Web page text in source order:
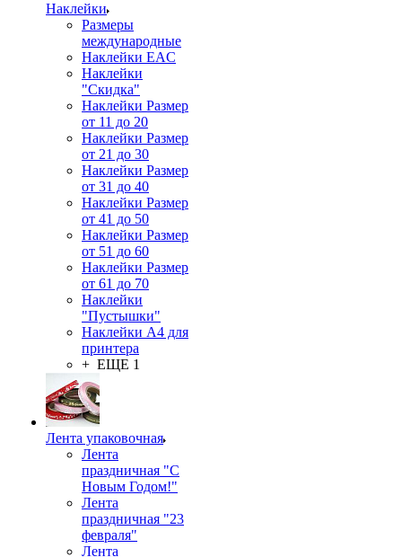
Наклейки
Размеры
международные
Наклейки EAC
Наклейки
"Скидка"
Наклейки Размер
от 11 до 20
Наклейки Размер
от 21 до 30
Наклейки Размер
от 31 до 40
Наклейки Размер
от 41 до 50
Наклейки Размер
от 51 до 60
Наклейки Размер
от 61 до 70
Наклейки
"Пустышки"
Наклейки А4 для
принтера
+ ЕЩЕ 1
Лента упаковочная
Лента
праздничная "С
Новым Годом!"
Лента
праздничная "23
февраля"
Лента